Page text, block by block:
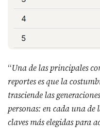
“Una de las principales
reportes es que la
trasciende las
personas: en cada una de
claves más elegidas para